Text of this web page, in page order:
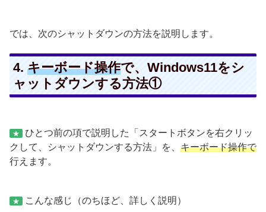
では、次のシャットダウンの方法を説明します。
4. キーボード操作で、Windows11をシ
ャットダウンする方法①
★
ひとつ前の項で説明した「スタートボタンを右クリッ
クして、シャットダウンする方法」を、 キーボード操作で
行えます。
★ こんな感じ（のちほど、詳しく説明）